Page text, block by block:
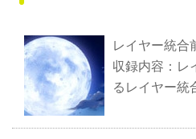
レイヤー統合
収録内容：レ
るレイヤー統